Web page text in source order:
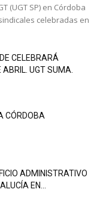
(UGT SP) en Córdoba
celebradas en
CELEBRARÁ
ABRIL. UGT SUMA.
CÓRDOBA
ADMINISTRATIVO
EN...